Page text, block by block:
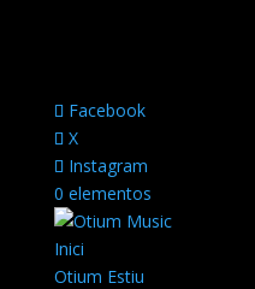
Facebook
X
Instagram
0 elementos
Inici
Otium Estiu